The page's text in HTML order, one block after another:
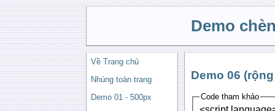
Demo
Về Trang chủ
Nhúng toàn trang
Demo 01 - 500px
Demo 06
Code tham khảo